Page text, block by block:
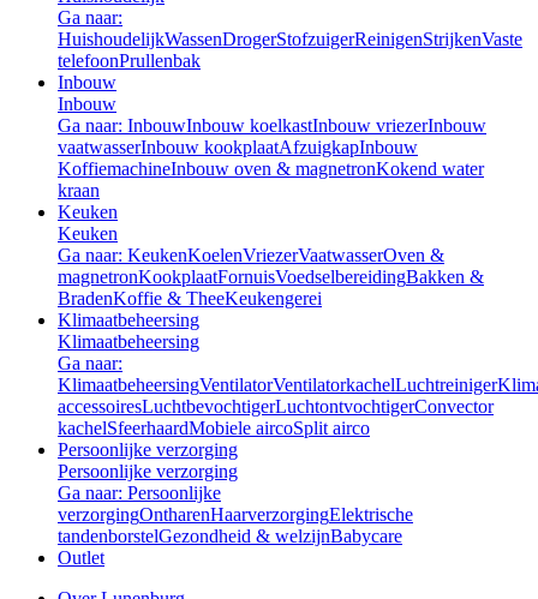
Ga naar:
HuishoudelijkWassenDrogerStofzuigerReinigenStrijkenVaste
telefoonPrullenbak
Inbouw
Inbouw
Ga naar: InbouwInbouw koelkastInbouw vriezerInbouw
vaatwasserInbouw kookplaatAfzuigkapInbouw
KoffiemachineInbouw oven & magnetronKokend water
kraan
Keuken
Keuken
Ga naar: KeukenKoelenVriezerVaatwasserOven &
magnetronKookplaatFornuisVoedselbereidingBakken &
BradenKoffie & TheeKeukengerei
Klimaatbeheersing
Klimaatbeheersing
Ga naar:
KlimaatbeheersingVentilatorVentilatorkachelLuchtreiniger
accessoiresLuchtbevochtigerLuchtontvochtigerConvector
kachelSfeerhaardMobiele aircoSplit airco
Persoonlijke verzorging
Persoonlijke verzorging
Ga naar: Persoonlijke
verzorgingOntharenHaarverzorgingElektrische
tandenborstelGezondheid & welzijnBabycare
Outlet